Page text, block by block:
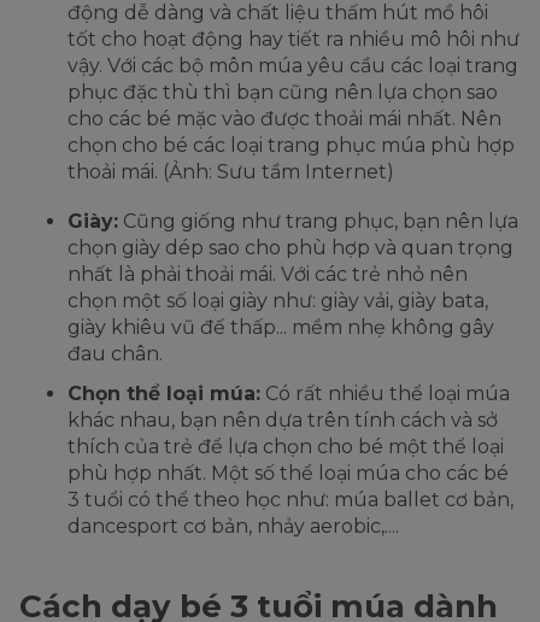
động dễ dàng và chất liệu thấm hút mồ hôi
tốt cho hoạt động hay tiết ra nhiều mô hôi như
vậy. Với các bộ môn múa yêu cầu các loại trang
phục đặc thù thì bạn cũng nên lựa chọn sao
cho các bé mặc vào được thoải mái nhất. Nên
chọn cho bé các loại trang phục múa phù hợp
thoải mái. (Ảnh: Sưu tầm Internet)
Giày: Cũng giống như trang phục, bạn nên lựa
chọn giày dép sao cho phù hợp và quan trọng
nhất là phải thoải mái. Với các trẻ nhỏ nên
chọn một số loại giày như: giày vải, giày bata,
giày khiêu vũ đế thấp... mềm nhẹ không gây
đau chân.
Chọn thể loại múa: Có rất nhiều thể loại múa
khác nhau, bạn nên dựa trên tính cách và sở
thích của trẻ để lựa chọn cho bé một thể loại
phù hợp nhất. Một số thể loại múa cho các bé
3 tuổi có thể theo học như: múa ballet cơ bản,
dancesport cơ bản, nhảy aerobic,....
Cách dạy bé 3 tuổi múa dành